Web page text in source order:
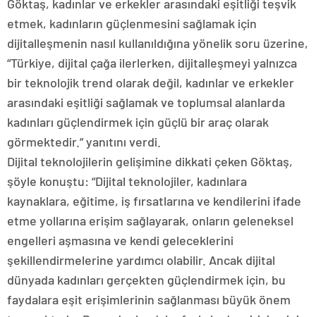
Göktaş, kadınlar ve erkekler arasındaki eşitliği teşvik
etmek, kadınların güçlenmesini sağlamak için
dijitalleşmenin nasıl kullanıldığına yönelik soru üzerine,
“Türkiye, dijital çağa ilerlerken, dijitalleşmeyi yalnızca
bir teknolojik trend olarak değil, kadınlar ve erkekler
arasındaki eşitliği sağlamak ve toplumsal alanlarda
kadınları güçlendirmek için güçlü bir araç olarak
görmektedir.” yanıtını verdi.
Dijital teknolojilerin gelişimine dikkati çeken Göktaş,
şöyle konuştu: “Dijital teknolojiler, kadınlara
kaynaklara, eğitime, iş fırsatlarına ve kendilerini ifade
etme yollarına erişim sağlayarak, onların geleneksel
engelleri aşmasına ve kendi geleceklerini
şekillendirmelerine yardımcı olabilir. Ancak dijital
dünyada kadınları gerçekten güçlendirmek için, bu
faydalara eşit erişimlerinin sağlanması büyük önem